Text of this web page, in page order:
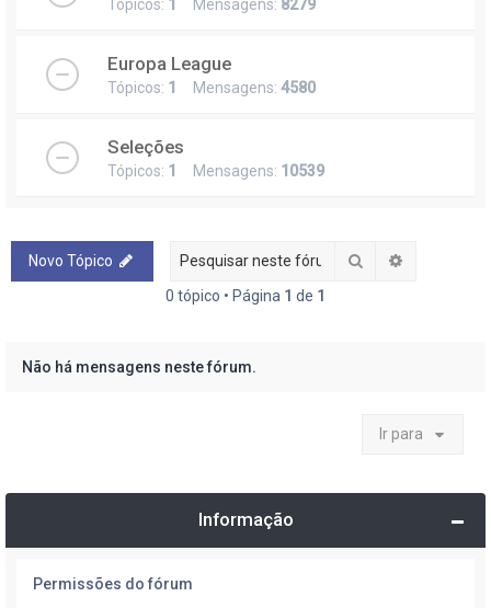
Tópicos: 1 Mensagens: 8279
Europa League
Tópicos: 1 Mensagens: 4580
Seleções
Tópicos: 1 Mensagens: 10539
Novo Tópico Pesquisar
0 tópico • Página 1 de 1
Não há mensagens neste fórum.
Ir para
Informação
Permissões do fórum